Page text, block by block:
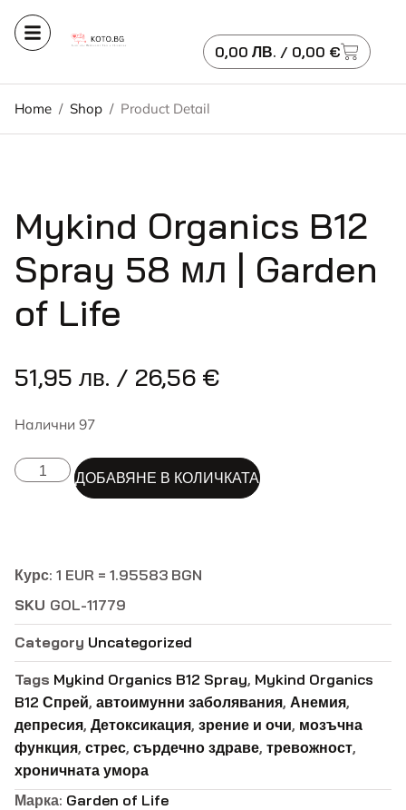
0,00 ЛВ. / 0,00 €
Home / Shop / Product Detail
Mykind Organics B12
Spray 58 мл | Garden
of Life
51,95 лв. / 26,56 €
Налични 97
ДОБАВЯНЕ В КОЛИЧКАТАALTERNATIVE:
Курс: 1 EUR = 1.95583 BGN
SKU GOL-11779
Category Uncategorized
Tags Mykind Organics B12 Spray, Mykind Organics
B12 Спрей, автоимунни заболявания, Анемия,
депресия, Детоксикация, зрение и очи, мозъчна
функция, стрес, сърдечно здраве, тревожност,
хроничната умора
Марка: Garden of Life